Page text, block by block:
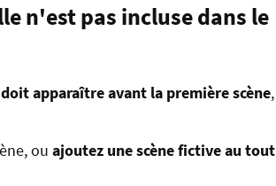
n'est pas incluse dans le
apparaître avant la première scène,
ou ajoutez une scène fictive au tout